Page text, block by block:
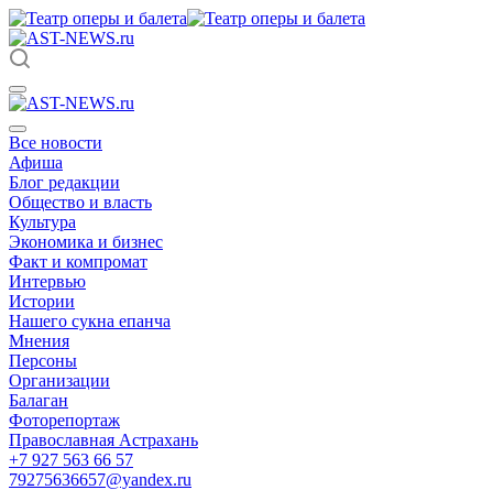
Все новости
Афиша
Блог редакции
Общество и власть
Культура
Экономика и бизнес
Факт и компромат
Интервью
Истории
Нашего сукна епанча
Мнения
Персоны
Организации
Балаган
Фоторепортаж
Православная Астрахань
+7 927 563 66 57
79275636657@yandex.ru